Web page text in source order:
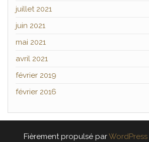
juillet 2021
juin 2021
mai 2021
avril 2021
février 2019
février 2016
Fièrement propulsé parWordPress